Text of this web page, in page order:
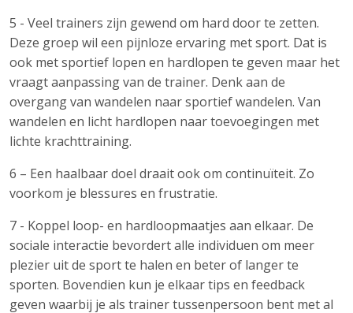
5 - Veel trainers zijn gewend om hard door te zetten.
Deze groep wil een pijnloze ervaring met sport. Dat is
ook met sportief lopen en hardlopen te geven maar het
vraagt aanpassing van de trainer. Denk aan de
overgang van wandelen naar sportief wandelen. Van
wandelen en licht hardlopen naar toevoegingen met
lichte krachttraining.
6 – Een haalbaar doel draait ook om continuïteit. Zo
voorkom je blessures en frustratie.
7 - Koppel loop- en hardloopmaatjes aan elkaar. De
sociale interactie bevordert alle individuen om meer
plezier uit de sport te halen en beter of langer te
sporten. Bovendien kun je elkaar tips en feedback
geven waarbij je als trainer tussenpersoon bent met al